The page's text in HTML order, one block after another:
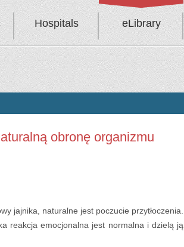
Hospitals eLibrary
obronę organizmu
jajnika, naturalne jest poczucie przytłoczenia.
reakcja emocjonalna jest normalna i dzielą ją